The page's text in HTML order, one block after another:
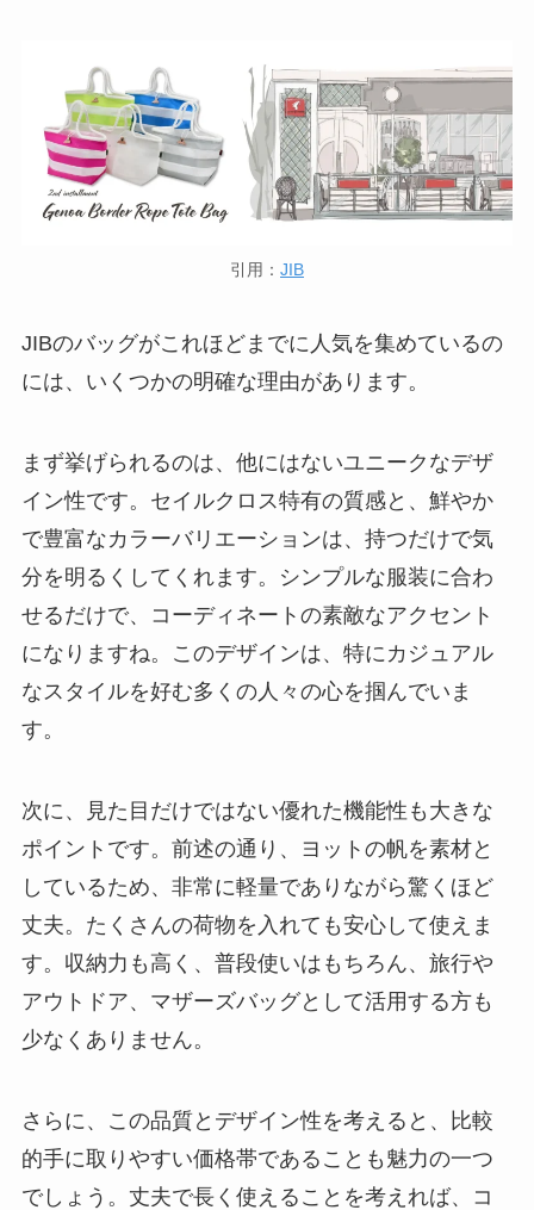
引用： JIB
JIBのバッグがこれほどまでに人気を集めているの
には、いくつかの明確な理由があります。
まず挙げられるのは、他にはないユニークなデザ
イン性です。セイルクロス特有の質感と、鮮やか
で豊富なカラーバリエーションは、持つだけで気
分を明るくしてくれます。シンプルな服装に合わ
せるだけで、コーディネートの素敵なアクセント
になりますね。このデザインは、特にカジュアル
なスタイルを好む多くの人々の心を掴んでいま
す。
次に、見た目だけではない優れた機能性も大きな
ポイントです。前述の通り、ヨットの帆を素材と
しているため、非常に軽量でありながら驚くほど
丈夫。たくさんの荷物を入れても安心して使えま
す。収納力も高く、普段使いはもちろん、旅行や
アウトドア、マザーズバッグとして活用する方も
少なくありません。
さらに、この品質とデザイン性を考えると、比較
的手に取りやすい価格帯であることも魅力の一つ
でしょう。丈夫で長く使えることを考えれば、コ